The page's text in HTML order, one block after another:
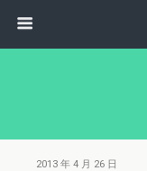
2013 年 4 月 26 日